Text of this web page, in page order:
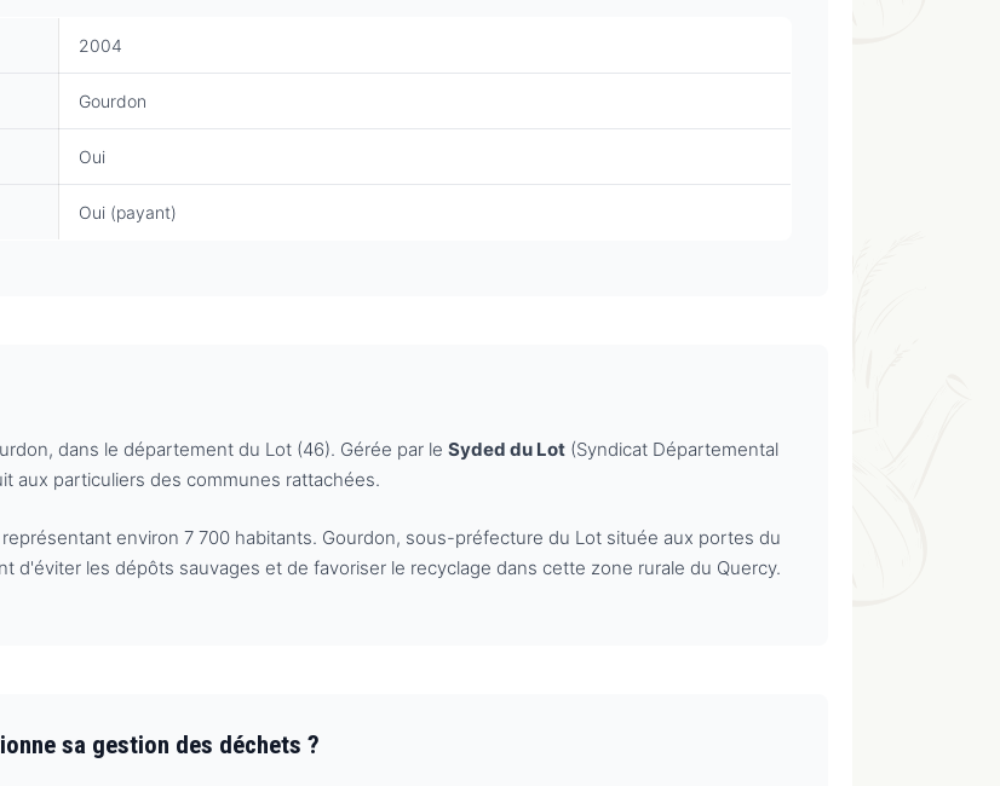
2004
Gourdon
Oui
Oui (payant)
dans le département du Lot (46). Gérée par le Syded du Lot (Syndicat Départemental
aux particuliers des communes rattachées.
environ 7 700 habitants. Gourdon, sous-préfecture du Lot située aux portes du
d'éviter les dépôts sauvages et de favoriser le recyclage dans cette zone rurale du Quercy.
sa gestion des déchets ?